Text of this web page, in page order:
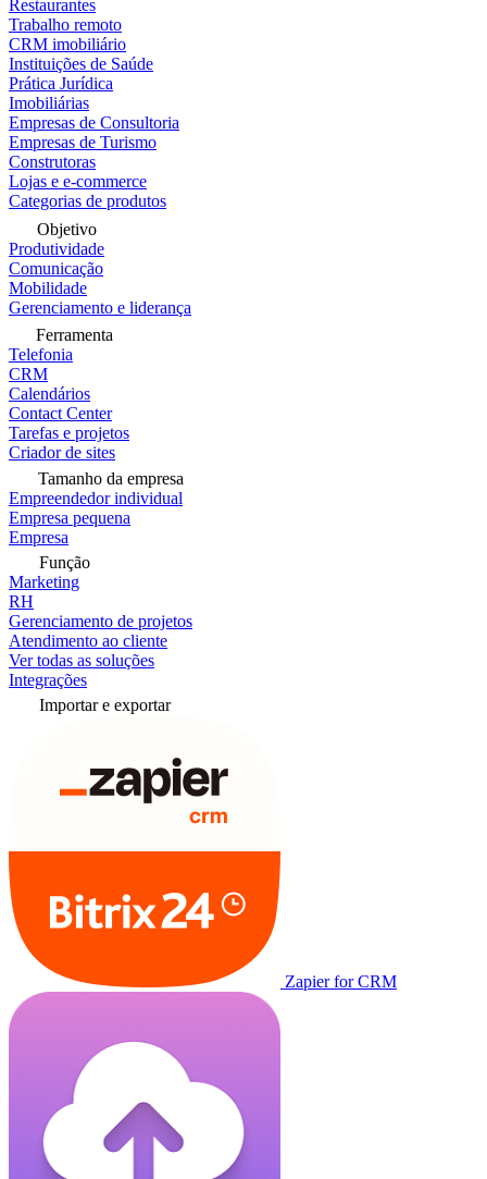
Restaurantes
Trabalho remoto
CRM imobiliário
Instituições de Saúde
Prática Jurídica
Imobiliárias
Empresas de Consultoria
Empresas de Turismo
Construtoras
Lojas e e-commerce
Categorias de produtos
Objetivo
Produtividade
Comunicação
Mobilidade
Gerenciamento e liderança
Ferramenta
Telefonia
CRM
Calendários
Contact Center
Tarefas e projetos
Criador de sites
Tamanho da empresa
Empreendedor individual
Empresa pequena
Empresa
Função
Marketing
RH
Gerenciamento de projetos
Atendimento ao cliente
Ver todas as soluções
Integrações
Importar e exportar
Zapier for CRM